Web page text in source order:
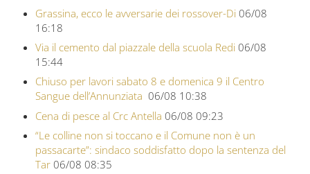
Grassina, ecco le avversarie dei rossover-Di 06/08
16:18
Via il cemento dal piazzale della scuola Redi 06/08
15:44
Chiuso per lavori sabato 8 e domenica 9 il Centro
Sangue dell’Annunziata 06/08 10:38
Cena di pesce al Crc Antella 06/08 09:23
“Le colline non si toccano e il Comune non è un
passacarte”: sindaco soddisfatto dopo la sentenza del
Tar 06/08 08:35